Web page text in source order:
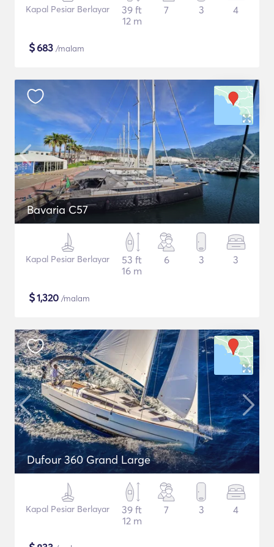
Kapal Pesiar Berlayar
39 ft
12 m
7 3 4
$683 /malam
Bavaria C57
Kapal Pesiar Berlayar
53 ft
16 m
6 3 3
$1,320 /malam
Dufour 360 Grand Large
Kapal Pesiar Berlayar
39 ft
12 m
7 3 4